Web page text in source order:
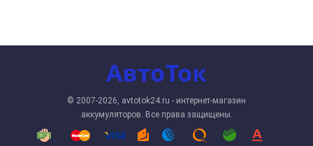
© 2007-2026, avtotok24.ru - интернет-магазин
аккумуляторов. Все права защищены.